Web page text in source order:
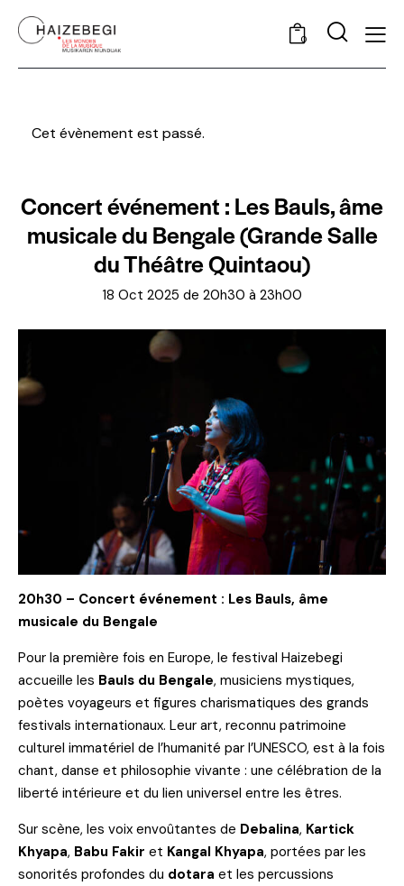
0
Cet évènement est passé.
Concert événement : Les Bauls, âme
musicale du Bengale (Grande Salle
du Théâtre Quintaou)
18 Oct 2025 de 20h30 à 23h00
20h30 – Concert événement : Les Bauls, âme
musicale du Bengale
Pour la première fois en Europe, le festival Haizebegi
accueille les Bauls du Bengale, musiciens mystiques,
poètes voyageurs et figures charismatiques des grands
festivals internationaux. Leur art, reconnu patrimoine
culturel immatériel de l’humanité par l’UNESCO, est à la fois
chant, danse et philosophie vivante : une célébration de la
liberté intérieure et du lien universel entre les êtres.
Sur scène, les voix envoûtantes de Debalina, Kartick
Khyapa, Babu Fakir et Kangal Khyapa, portées par les
sonorités profondes du dotara et les percussions